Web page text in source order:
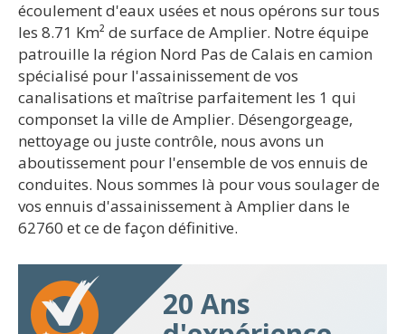
écoulement d'eaux usées et nous opérons sur tous
les 8.71 Km² de surface de Amplier. Notre équipe
patrouille la région Nord Pas de Calais en camion
spécialisé pour l'assainissement de vos
canalisations et maîtrise parfaitement les 1 qui
componset la ville de Amplier. Désengorgeage,
nettoyage ou juste contrôle, nous avons un
aboutissement pour l'ensemble de vos ennuis de
conduites. Nous sommes là pour vous soulager de
vos ennuis d'assainissement à Amplier dans le
62760 et ce de façon définitive.
20 Ans